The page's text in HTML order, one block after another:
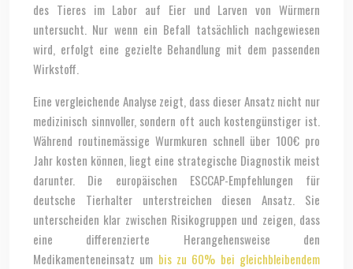
des Tieres im Labor auf Eier und Larven von Würmern
untersucht. Nur wenn ein Befall tatsächlich nachgewiesen
wird, erfolgt eine gezielte Behandlung mit dem passenden
Wirkstoff.
Eine vergleichende Analyse zeigt, dass dieser Ansatz nicht nur
medizinisch sinnvoller, sondern oft auch kostengünstiger ist.
Während routinemässige Wurmkuren schnell über 100€ pro
Jahr kosten können, liegt eine strategische Diagnostik meist
darunter. Die europäischen ESCCAP-Empfehlungen für
deutsche Tierhalter unterstreichen diesen Ansatz. Sie
unterscheiden klar zwischen Risikogruppen und zeigen, dass
eine differenzierte Herangehensweise den
Medikamenteneinsatz um bis zu 60% bei gleichbleibendem